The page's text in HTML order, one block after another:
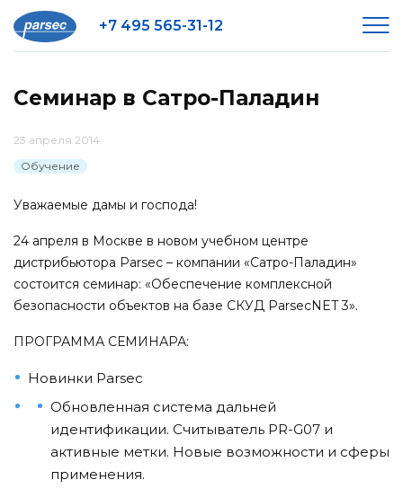
+7 495 565-31-12
Семинар в Сатро-Паладин
23 апреля 2014
Обучение
Уважаемые дамы и господа!
24 апреля в Москве в новом учебном центре
дистрибьютора Parsec – компании «Сатро-Паладин»
состоится семинар: «Обеспечение комплексной
безопасности объектов на базе СКУД ParsecNET 3».
ПРОГРАММА СЕМИНАРА:
Новинки Parsec
Обновленная система дальней
идентификации. Считыватель PR-G07 и
активные метки. Новые возможности и сферы
применения.